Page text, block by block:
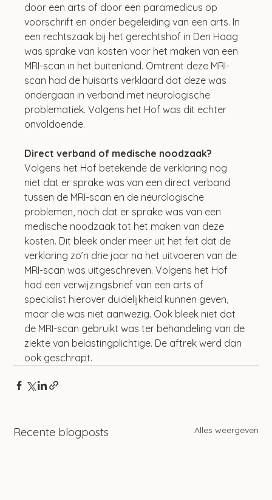
door een arts of door een paramedicus op
voorschrift en onder begeleiding van een arts. In
een rechtszaak bij het gerechtshof in Den Haag
was sprake van kosten voor het maken van een
MRI-scan in het buitenland. Omtrent deze MRI-
scan had de huisarts verklaard dat deze was
ondergaan in verband met neurologische
problematiek. Volgens het Hof was dit echter
onvoldoende.
Direct verband of medische noodzaak?
Volgens het Hof betekende de verklaring nog
niet dat er sprake was van een direct verband
tussen de MRI-scan en de neurologische
problemen, noch dat er sprake was van een
medische noodzaak tot het maken van deze
kosten. Dit bleek onder meer uit het feit dat de
verklaring zo’n drie jaar na het uitvoeren van de
MRI-scan was uitgeschreven. Volgens het Hof
had een verwijzingsbrief van een arts of
specialist hierover duidelijkheid kunnen geven,
maar die was niet aanwezig. Ook bleek niet dat
de MRI-scan gebruikt was ter behandeling van de
ziekte van belastingplichtige. De aftrek werd dan
ook geschrapt.
Recente blogposts Alles weergeven